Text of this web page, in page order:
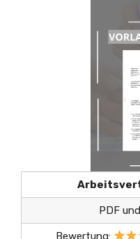
PDF
Bewertung: